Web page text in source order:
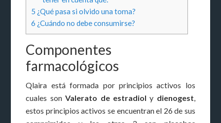
5 ¿Qué pasa si olvido una toma?
6 ¿Cuándo no debe consumirse?
Componentes
farmacológicos
Qlaira está formada por principios activos los
cuales sonValerato de estradiol y dienogest,
estos principios activos se encuentran el 26 de sus